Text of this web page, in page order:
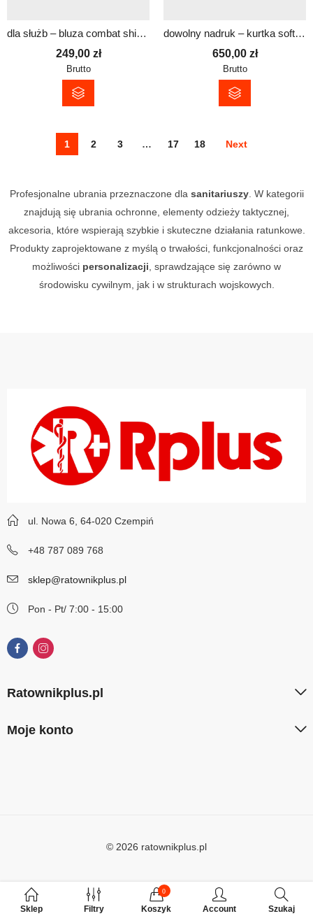
dla służb – bluza combat shirt unisex
249,00 zł
Brutto
dowolny nadruk – kurtka softshell FLAREX damska
650,00 zł
Brutto
1 2 3 … 17 18 Next
Profesjonalne ubrania przeznaczone dla sanitariuszy. W kategorii
znajdują się ubrania ochronne, elementy odzieży taktycznej,
akcesoria, które wspierają szybkie i skuteczne działania ratunkowe.
Produkty zaprojektowane z myślą o trwałości, funkcjonalności oraz
możliwości personalizacji , sprawdzające się zarówno w
środowisku cywilnym, jak i w strukturach wojskowych.
ul. Nowa 6, 64-020 Czempiń
+48 787 089 768
sklep@ratownikplus.pl
Pon - Pt/ 7:00 - 15:00
Ratownikplus.pl
Moje konto
© 2026 ratownikplus.pl
Sklep Filtry
0
Koszyk Account Szukaj